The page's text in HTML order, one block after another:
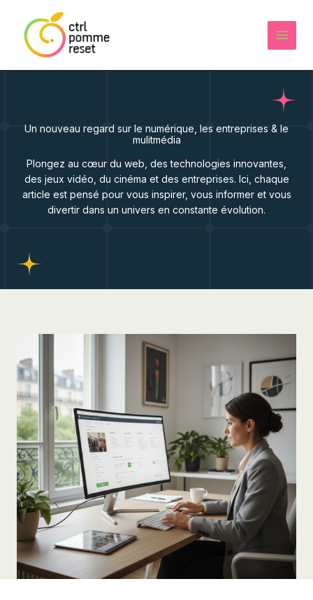
contenu
Un nouveau regard sur le numérique, les entreprises & le
mulitmédia
Plongez au cœur du web, des technologies innovantes,
des jeux vidéo, du cinéma et des entreprises. Ici, chaque
article est pensé pour vous inspirer, vous informer et vous
divertir dans un univers en constante évolution.